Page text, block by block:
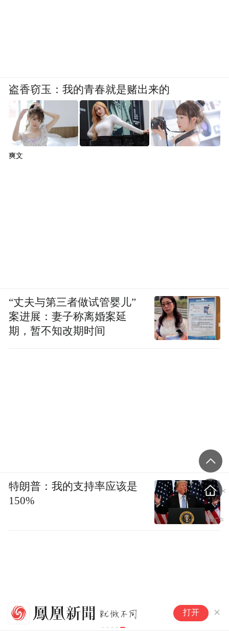
打开
盗香窃玉：我的青春就是赌出来的
爽文
“丈夫与第三者做试管婴儿”
案进展：妻子称离婚案延
期，暂不知改期时间
特朗普：我的支持率应该是
150%